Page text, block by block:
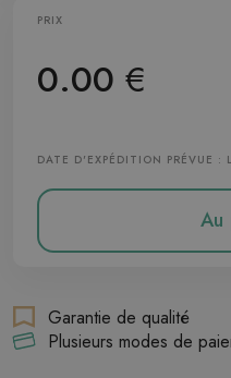
PRIX
0.00 €
DATE D'EXPÉDITION PRÉVUE
Au
Garantie de qualité
Plusieurs modes de